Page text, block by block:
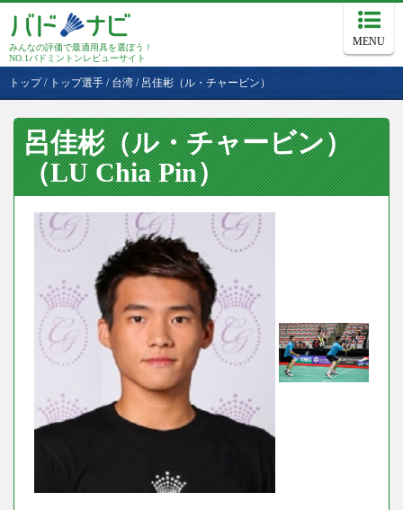
みんなの評価で最適用具を選ぼう！
NO.1バドミントンレビューサイト
MENU
トップ/ トップ選手 / 台湾 / 呂佳彬（ル・チャービン）
呂佳彬（ル・チャービン）
（LU Chia Pin）